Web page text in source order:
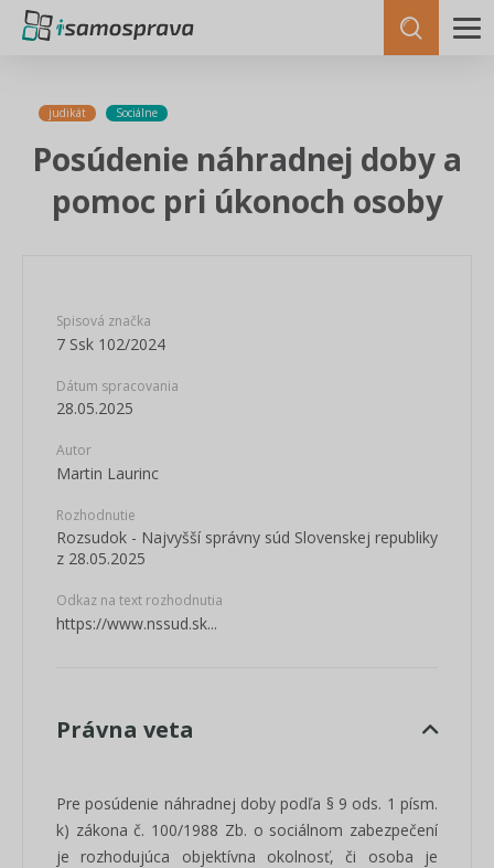
judikát Sociálne
Posúdenie náhradnej doby a
pomoc pri úkonoch osoby
Spisová značka
7 Ssk 102/2024
Dátum spracovania
28.05.2025
Autor
Martin Laurinc
Rozhodnutie
Rozsudok - Najvyšší správny súd Slovenskej republiky
z 28.05.2025
Odkaz na text rozhodnutia
https://www.nssud.sk...
Právna veta
Pre posúdenie náhradnej doby podľa § 9 ods. 1 písm.
k) zákona č. 100/1988 Zb. o sociálnom zabezpečení
je rozhodujúca objektívna okolnosť, či osoba je